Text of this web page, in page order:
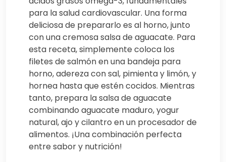
para la salud cardiovascular. Una forma
deliciosa de prepararlo es al horno, junto
con una cremosa salsa de aguacate. Para
esta receta, simplemente coloca los
filetes de salmón en una bandeja para
horno, adereza con sal, pimienta y limón, y
hornea hasta que estén cocidos. Mientras
tanto, prepara la salsa de aguacate
combinando aguacate maduro, yogur
natural, ajo y cilantro en un procesador de
alimentos. ¡Una combinación perfecta
entre sabor y nutrición!